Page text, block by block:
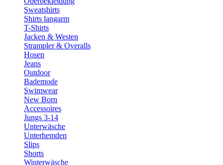
Sweatshirts
Shirts langarm
T-Shirts
Jacken & Westen
Strampler & Overalls
Hosen
Jeans
Outdoor
Bademode
Swimwear
New Born
Accessoires
Jungs 3-14
Unterwäsche
Unterhemden
Slips
Shorts
Winterwäsche